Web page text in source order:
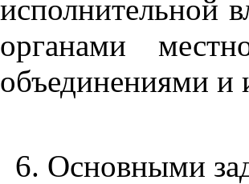
исполнительной
органами
объединениями и
6. Основными